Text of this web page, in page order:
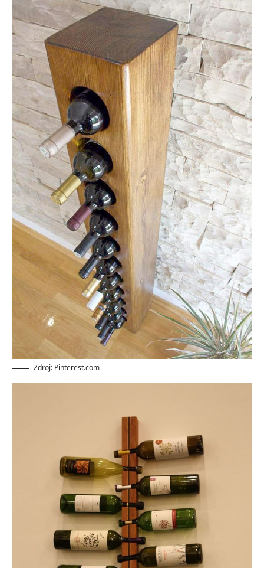
Zdroj: Pinterest.com